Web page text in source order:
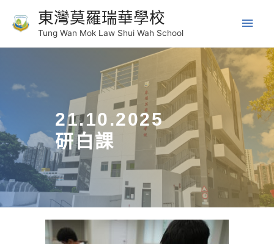
東灣莫羅瑞華學校
Tung Wan Mok Law Shui Wah School
21.10.2025
研白課